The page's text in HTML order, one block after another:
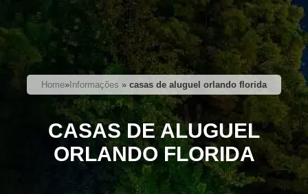
Home» Informações » casas de aluguel orlando florida
CASAS DE ALUGUEL
ORLANDO FLORIDA